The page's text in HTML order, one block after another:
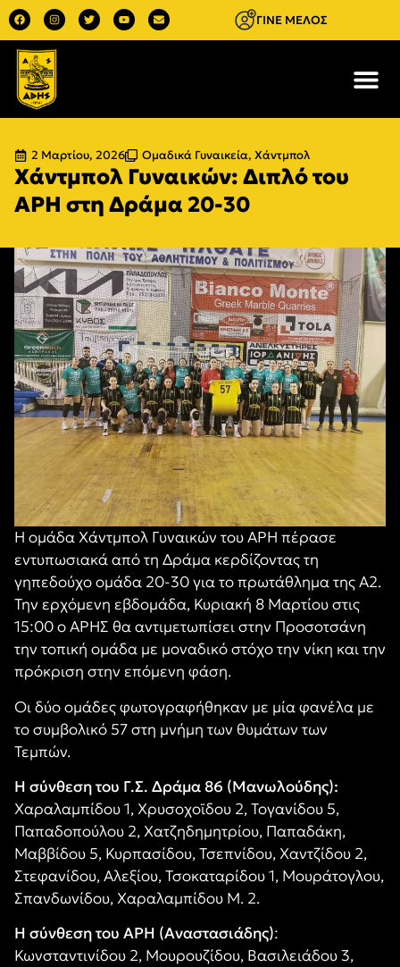
ΓΙΝΕ ΜΕΛΟΣ
2 Μαρτίου, 2026 Ομαδικά Γυναικεία, Χάντμπολ
Χάντμπολ Γυναικών: Διπλό του
ΑΡΗ στη Δράμα 20-30
Η ομάδα Χάντμπολ Γυναικών του ΑΡΗ πέρασε
εντυπωσιακά από τη Δράμα κερδίζοντας τη
γηπεδούχο ομάδα 20-30 για το πρωτάθλημα της Α2.
Την ερχόμενη εβδομάδα, Κυριακή 8 Μαρτίου στις
15:00 ο ΑΡΗΣ θα αντιμετωπίσει στην Προσοτσάνη
την τοπική ομάδα με μοναδικό στόχο την νίκη και την
πρόκριση στην επόμενη φάση.
Οι δύο ομάδες φωτογραφήθηκαν με μία φανέλα με
το συμβολικό 57 στη μνήμη των θυμάτων των
Τεμπών.
Η σύνθεση του Γ.Σ. Δράμα 86 (Μανωλούδης):
Χαραλαμπίδου 1, Χρυσοχοϊδου 2, Τογανίδου 5,
Παπαδοπούλου 2, Χατζηδημητρίου, Παπαδάκη,
Μαββίδου 5, Κυρπασίδου, Τσεπνίδου, Χαντζίδου 2,
Στεφανίδου, Αλεξίου, Τσοκαταρίδου 1, Μουράτογλου,
Σπανδωνίδου, Χαραλαμπίδου Μ. 2.
Η σύνθεση του ΑΡΗ (Αναστασιάδης):
Κωνσταντινίδου 2, Μουρουζίδου, Βασιλειάδου 3,